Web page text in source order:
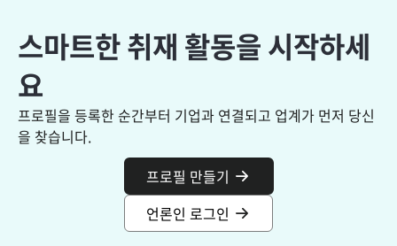
스마트한 취재 활동을 시작하세
요
프로필을 등록한 순간부터 기업과 연결되고 업계가 먼저 당신
을 찾습니다.
프로필 만들기
언론인 로그인